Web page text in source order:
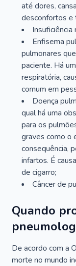
até dores,
desconfortos e
Insuficiência
Enfisema
pulmonares
paciente. Há
respiratória,
comum em
Doença
qual há uma
para os
graves como o
consequência,
infartos. É
de cigarro;
Câncer de
Quando
De acordo com a
morte no mundo